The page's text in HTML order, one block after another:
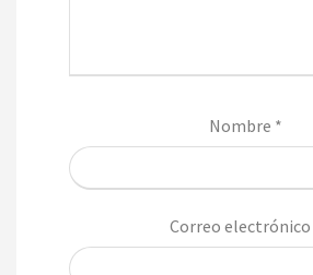
Nombre *
Correo electrónico